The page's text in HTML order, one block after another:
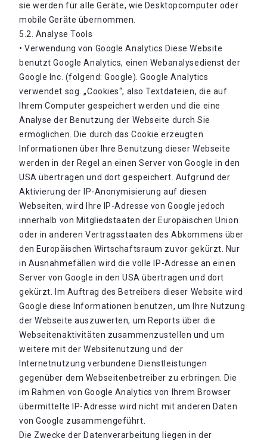
sie werden für alle Geräte, wie Desktopcomputer oder
mobile Geräte übernommen.
5.2. Analyse Tools
• Verwendung von Google Analytics Diese Website
benutzt Google Analytics, einen Webanalysedienst der
Google Inc. (folgend: Google). Google Analytics
verwendet sog. „Cookies“, also Textdateien, die auf
Ihrem Computer gespeichert werden und die eine
Analyse der Benutzung der Webseite durch Sie
ermöglichen. Die durch das Cookie erzeugten
Informationen über Ihre Benutzung dieser Webseite
werden in der Regel an einen Server von Google in den
USA übertragen und dort gespeichert. Aufgrund der
Aktivierung der IP-Anonymisierung auf diesen
Webseiten, wird Ihre IP-Adresse von Google jedoch
innerhalb von Mitgliedstaaten der Europäischen Union
oder in anderen Vertragsstaaten des Abkommens über
den Europäischen Wirtschaftsraum zuvor gekürzt. Nur
in Ausnahmefällen wird die volle IP-Adresse an einen
Server von Google in den USA übertragen und dort
gekürzt. Im Auftrag des Betreibers dieser Website wird
Google diese Informationen benutzen, um Ihre Nutzung
der Webseite auszuwerten, um Reports über die
Webseitenaktivitäten zusammenzustellen und um
weitere mit der Websitenutzung und der
Internetnutzung verbundene Dienstleistungen
gegenüber dem Webseitenbetreiber zu erbringen. Die
im Rahmen von Google Analytics von Ihrem Browser
übermittelte IP-Adresse wird nicht mit anderen Daten
von Google zusammengeführt.
Die Zwecke der Datenverarbeitung liegen in der